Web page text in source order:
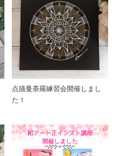
点描曼荼羅練習会開催しまし
た！